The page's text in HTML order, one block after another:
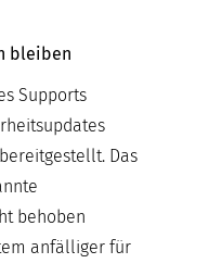
bleiben
Supports
Das
behoben
anfälliger für